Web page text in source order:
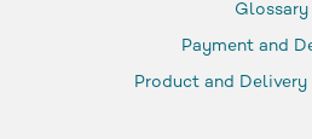
Glossary
Payment and
Product and